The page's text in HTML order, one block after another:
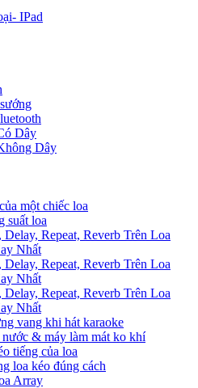
IPad
Dây
Dây
một chiếc loa
suất loa
Repeat, Reverb Trên Loa
Nhất
Repeat, Reverb Trên Loa
Nhất
Repeat, Reverb Trên Loa
Nhất
vang khi hát karaoke
nước & máy làm mát ko khí
tiếng của loa
loa kéo đúng cách
Array